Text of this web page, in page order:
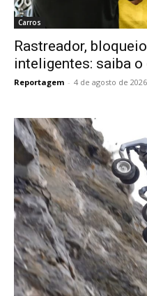
Carros
Rastreador,
inteligentes: saiba o
Reportagem - 4 de agosto de 2026